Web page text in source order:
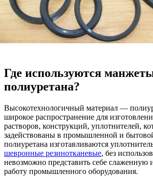
Где используются
полиуретана?
Высокотехнологичный материал —
широкое распространение для
растворов, конструкций, уплотнителей,
задействованы в промышленной и
полиуретана изготавливаются
шевронные резинотканевые, без
невозможно представить себе слаженную
работу промышленного оборудования.